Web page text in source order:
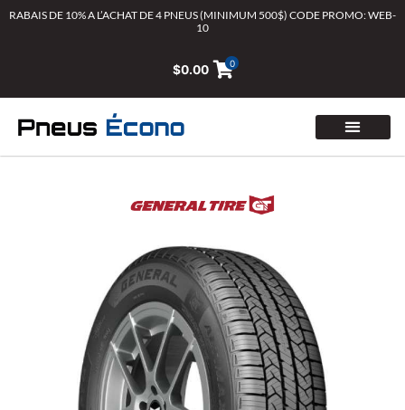
AllerRABAIS DE 10% A L’ACHAT DE 4 PNEUS (MINIMUM 500$) CODE PROMO: WEB-
10
$0.00 0